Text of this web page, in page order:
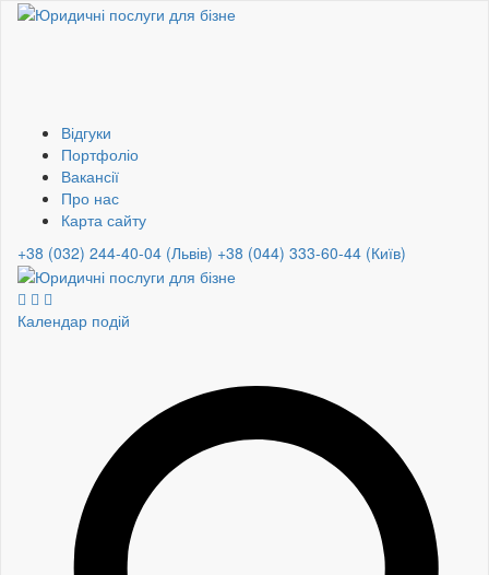
Відгуки
Портфоліо
Вакансії
Про нас
Карта сайту
+38 (032) 244-40-04 (Львів) +38 (044) 333-60-44 (Київ)
Календар подій